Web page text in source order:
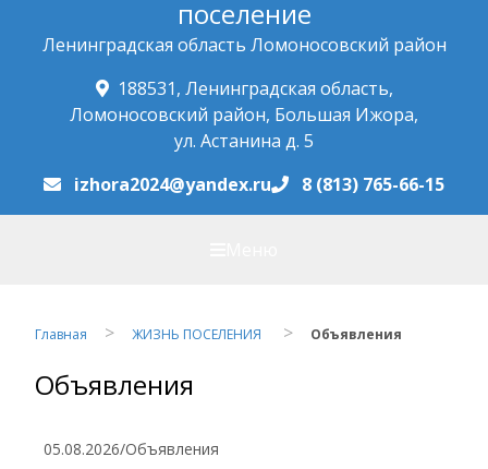
поселение
Ленинградская область Ломоносовский район
188531, Ленинградская область,
Ломоносовский район, Большая Ижора,
ул. Астанина д. 5
izhora2024@yandex.ru
8 (813) 765-66-15
Главная ЖИЗНЬ ПОСЕЛЕНИЯ Объявления
Объявления
05.08.2026/Объявления